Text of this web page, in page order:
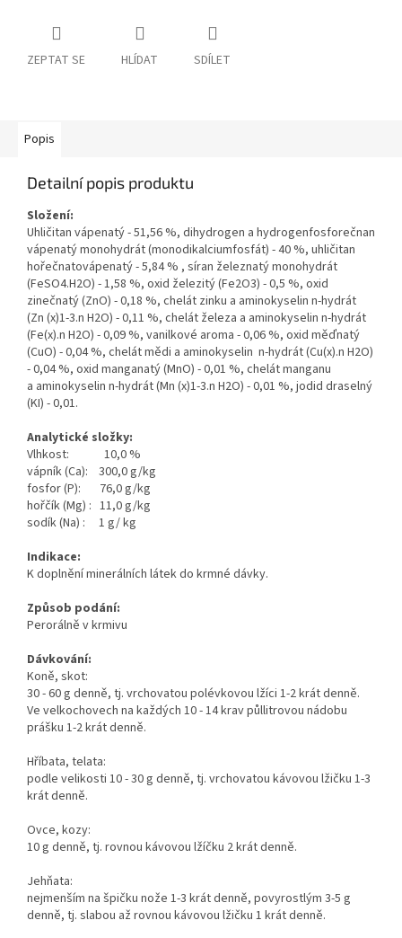
ZEPTAT SE HLÍDAT SDÍLET
Popis
Detailní popis produktu
Složení:
Uhličitan vápenatý - 51,56 %, dihydrogen a hydrogenfosforečnan
vápenatý monohydrát (monodikalciumfosfát) - 40 %, uhličitan
hořečnatovápenatý - 5,84 % , síran železnatý monohydrát
(FeSO4.H2O) - 1,58 %, oxid železitý (Fe2O3) - 0,5 %, oxid
zinečnatý (ZnO) - 0,18 %, chelát zinku a aminokyselin n-hydrát
(Zn (x)1-3.n H2O) - 0,11 %, chelát železa a aminokyselin n-hydrát
(Fe(x).n H2O) - 0,09 %, vanilkové aroma - 0,06 %, oxid měďnatý
(CuO) - 0,04 %, chelát mědi a aminokyselin n-hydrát (Cu(x).n H2O)
- 0,04 %, oxid manganatý (MnO) - 0,01 %, chelát manganu
a aminokyselin n-hydrát (Mn (x)1-3.n H2O) - 0,01 %, jodid draselný
(KI) - 0,01.
Analytické složky:
Vlhkost: 10,0 %
vápník (Ca): 300,0 g/kg
fosfor (P): 76,0 g/kg
hořčík (Mg) : 11,0 g/kg
sodík (Na) : 1 g/ kg
Indikace:
K doplnění minerálních látek do krmné dávky.
Způsob podání:
Perorálně v krmivu
Dávkování:
Koně, skot:
30 - 60 g denně, tj. vrchovatou polévkovou lžíci 1-2 krát denně.
Ve velkochovech na každých 10 - 14 krav půllitrovou nádobu
prášku 1-2 krát denně.
Hříbata, telata:
podle velikosti 10 - 30 g denně, tj. vrchovatou kávovou lžičku 1-3
krát denně.
Ovce, kozy:
10 g denně, tj. rovnou kávovou lžíčku 2 krát denně.
Jehňata:
nejmenším na špičku nože 1-3 krát denně, povyrostlým 3-5 g
denně, tj. slabou až rovnou kávovou lžičku 1 krát denně.